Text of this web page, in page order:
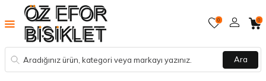
Ara
0 0